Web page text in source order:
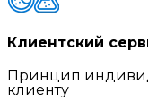
Клиентский
Принцип
клиенту